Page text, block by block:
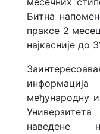
Битна
праксе 2
најкасније до
међународну
наведене